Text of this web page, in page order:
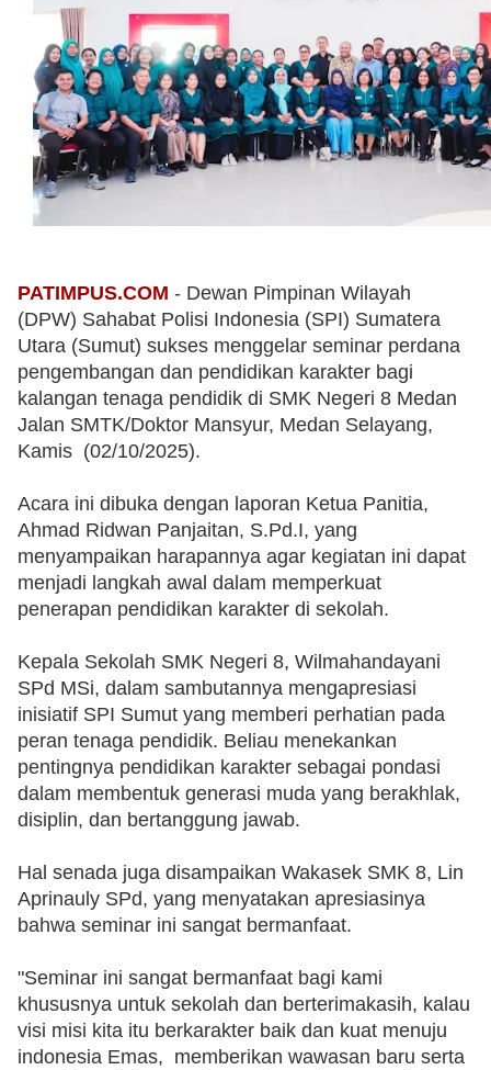
PATIMPUS.COM ‐ Dewan Pimpinan Wilayah
(DPW) Sahabat Polisi Indonesia (SPI) Sumatera
Utara (Sumut) sukses menggelar seminar perdana
pengembangan dan pendidikan karakter bagi
kalangan tenaga pendidik di SMK Negeri 8 Medan
Jalan SMTK/Doktor Mansyur, Medan Selayang,
Kamis  (02/10/2025).
‎Acara ini dibuka dengan laporan Ketua Panitia,
Ahmad Ridwan Panjaitan, S.Pd.I, yang
menyampaikan harapannya agar kegiatan ini dapat
menjadi langkah awal dalam memperkuat
penerapan pendidikan karakter di sekolah.
‎Kepala Sekolah SMK Negeri 8, Wilmahandayani
SPd MSi, dalam sambutannya mengapresiasi
inisiatif SPI Sumut yang memberi perhatian pada
peran tenaga pendidik. Beliau menekankan
pentingnya pendidikan karakter sebagai pondasi
dalam membentuk generasi muda yang berakhlak,
disiplin, dan bertanggung jawab.
‎Hal senada juga disampaikan Wakasek SMK 8, Lin
Aprinauly SPd, yang menyatakan apresiasinya
bahwa seminar ini sangat bermanfaat.
‎"Seminar ini sangat bermanfaat bagi kami
khususnya untuk sekolah dan berterimakasih, kalau
visi misi kita itu berkarakter baik dan kuat menuju
indonesia Emas,  memberikan wawasan baru serta